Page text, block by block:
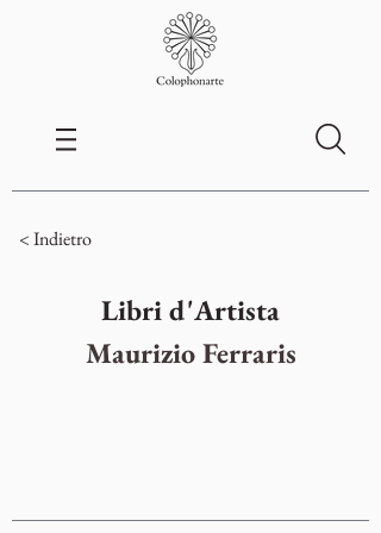
< Indietro
Maurizio Ferraris
Libri d'Artista